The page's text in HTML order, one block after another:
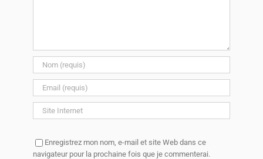
Enregistrez mon nom, e-mail et site Web dans ce
navigateur pour la prochaine fois que je commenterai.